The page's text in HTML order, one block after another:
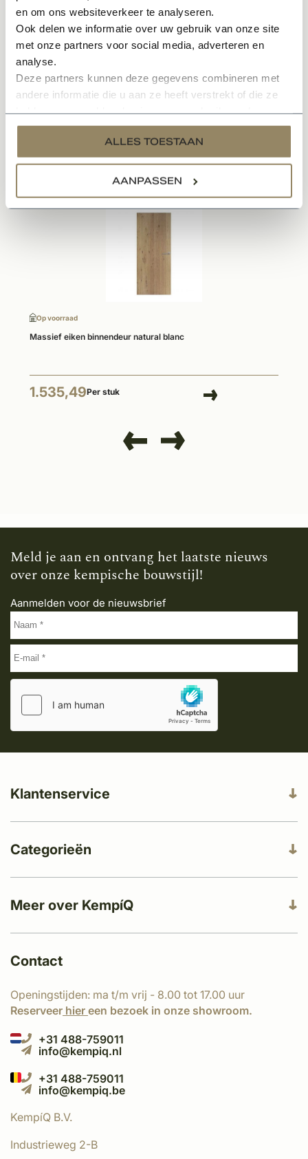
en om ons websiteverkeer te analyseren.
Ook delen we informatie over uw gebruik van onze site
met onze partners voor social media, adverteren en
analyse.
Deze partners kunnen deze gegevens combineren met
andere informatie die u aan ze heeft verstrekt of die ze
services.
ALLES TOESTAAN
AANPASSEN
Het aantal benodigde scharnieren hangt af van de
deurmaat en het gewicht van de deur.
Wij adviseren het volgende:
-Deuren 201,5 tot 211,5 cm : 3 scharnieren.
-Deuren 231,5 : 4 scharnieren.
Gerelateerde producten
Op voorraad
Massief eiken binnendeur natural blanc
1.535,49Per stuk
Meld je aan en ontvang het laatste nieuws
over onze kempische bouwstijl!
Aanmelden voor de nieuwsbrief
Meer over KempíQ
Klantenservice
Categorieën
Contact
Openingstijden: ma t/m vrij - 8.00 tot 17.00 uur
Reserveer hier een bezoek in onze showroom.
+31 488-759011
info@kempiq.nl
+31 488-759011
info@kempiq.be
KempíQ B.V.
Industrieweg 2-B